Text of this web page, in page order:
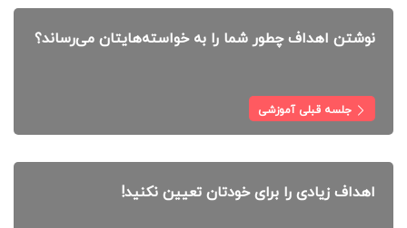
نوشتن اهداف چطور شما را به خواسته‌هایتان می‌رساند؟
جلسه قبلی آموزشی
اهداف زیادی را برای خودتان تعیین نکنید!